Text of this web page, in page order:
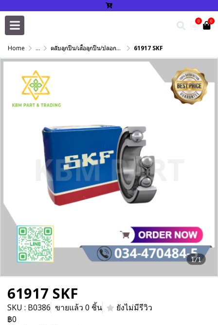
0 0
Home ... ตลับลูกปืน/เสื้อลูกปืน/ปลอกปรับเพลา/แหวนกำหนด/เพลาฮาร์ดโครม 61917 SKF
1/1
61917 SKF
SKU : B0386 ขายแล้ว 0 ชิ้น
ยังไม่มีรีวิว
฿0